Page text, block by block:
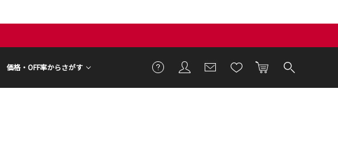
価格・OFF率からさがす